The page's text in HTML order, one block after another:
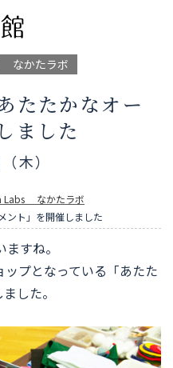
なかたラボ
たたかなオー
ました
木）
Labs なかたラボ
ント」を開催しました
すね。
プとなっている「あたた
した。